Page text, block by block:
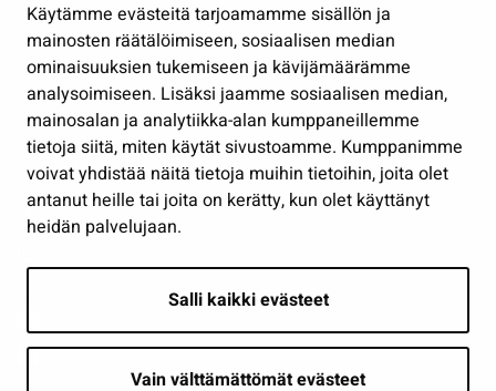
Käytämme evästeitä tarjoamamme sisällön ja
mainosten räätälöimiseen, sosiaalisen median
ominaisuuksien tukemiseen ja kävijämäärämme
analysoimiseen. Lisäksi jaamme sosiaalisen median,
mainosalan ja analytiikka-alan kumppaneillemme
tietoja siitä, miten käytät sivustoamme. Kumppanimme
voivat yhdistää näitä tietoja muihin tietoihin, joita olet
antanut heille tai joita on kerätty, kun olet käyttänyt
heidän palvelujaan.
Salli kaikki evästeet
Vain välttämättömät evästeet
Työ ja yrittäminen
Osallistu ja asioi
Näytä omat evästeasetukseni
Seuraa meitä